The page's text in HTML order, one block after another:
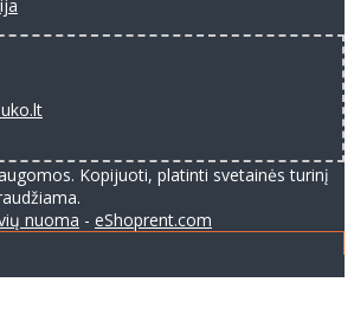
Kopijuoti, platinti svetainės turinį
nuoma - eShoprent.com